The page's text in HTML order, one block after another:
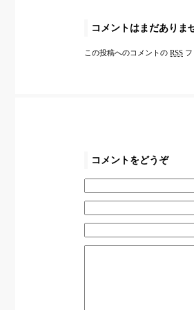
コメントはまだありま
この投稿へのコメントの RSS フ
コメントをどうぞ